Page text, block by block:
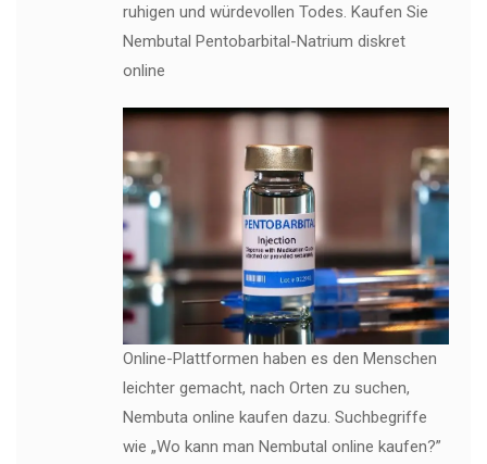
ruhigen und würdevollen Todes. Kaufen Sie
Nembutal Pentobarbital-Natrium diskret
online
Online-Plattformen haben es den Menschen
leichter gemacht, nach Orten zu suchen,
Nembuta online kaufen dazu. Suchbegriffe
wie „Wo kann man Nembutal online kaufen?”